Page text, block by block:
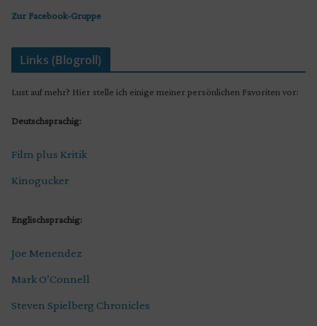
Zur Facebook-Gruppe
Links (Blogroll)
Lust auf mehr? Hier stelle ich einige meiner persönlichen Favoriten vor:
Deutschsprachig:
Film plus Kritik
Kinogucker
Englischsprachig:
Joe Menendez
Mark O’Connell
Steven Spielberg Chronicles